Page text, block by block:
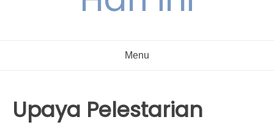
Menu
Upaya Pelestarian